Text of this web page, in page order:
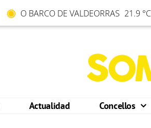
O BARCO DE VALDEORRAS 21.9 °C
Actualidad Concellos